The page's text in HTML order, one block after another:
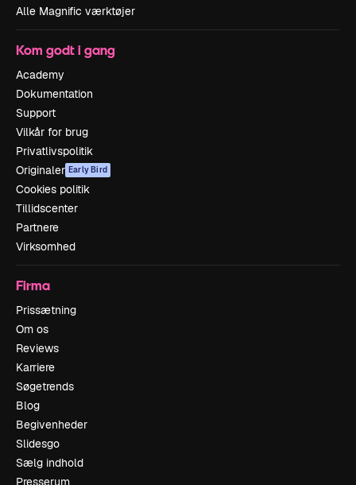
Alle Magnific værktøjer
Kom godt i gang
Academy
Dokumentation
Support
Vilkår for brug
Privatlivspolitik
Originaler Early Bird
Cookies politik
Tillidscenter
Partnere
Virksomhed
Firma
Prissætning
Om os
Reviews
Karriere
Søgetrends
Blog
Begivenheder
Slidesgo
Sælg indhold
Presserum